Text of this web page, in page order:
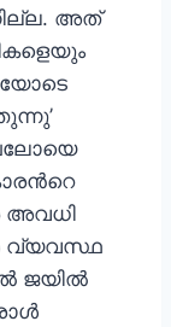
അത്
അവധി
വ്യവസ്ഥ
ജയിൽ